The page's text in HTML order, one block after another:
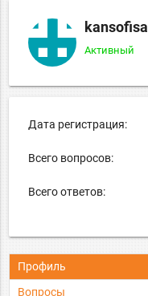
kansofisa
Активный
Дата регистрация:
Всего вопросов:
Всего ответов:
Профиль
Вопросы